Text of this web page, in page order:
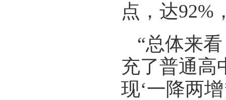
点，达92%
“总体来
充了普通高
现‘一降两